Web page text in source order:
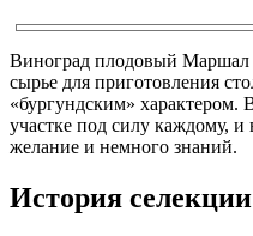
Виноград плодовый Маршал
сырье для приготовления
«бургундским» характером.
участке под силу каждому, и
желание и немного знаний.
История селекции